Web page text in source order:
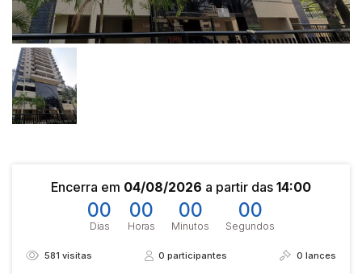
Encerra em 04/08/2026 a partir das 14:00
00
Dias
00
Horas
00
Minutos
00
Segundos
581 visitas 0participantes 0 lances